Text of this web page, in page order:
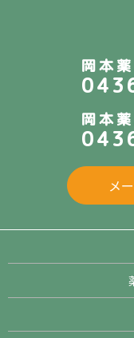
岡本
岡本
メ